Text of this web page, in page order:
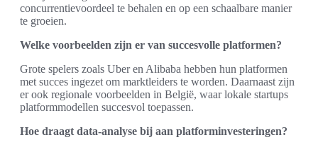
concurrentievoordeel te behalen en op een schaalbare manier
te groeien.
Welke voorbeelden zijn er van succesvolle platformen?
Grote spelers zoals Uber en Alibaba hebben hun platformen
met succes ingezet om marktleiders te worden. Daarnaast zijn
er ook regionale voorbeelden in België, waar lokale startups
platformmodellen succesvol toepassen.
Hoe draagt data-analyse bij aan platforminvesteringen?